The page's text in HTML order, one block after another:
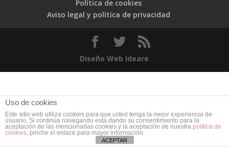
Política de cookies
Aviso legal y política de privacidad
Diseño Web Ideare
Uso de cookies
Este sitio web utiliza cookies para que usted tenga la mejor experiencia de
usuario. Si continúa navegando está dando su consentimiento para la
aceptación de las mencionadas cookies y la aceptación de nuestra política de
cookies, pinche el enlace para mayor información.
ACEPTAR